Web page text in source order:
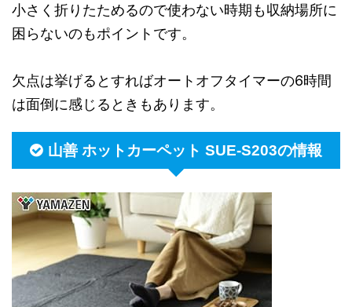
小さく折りたためるので使わない時期も収納場所に
困らないのもポイントです。
欠点は挙げるとすればオートオフタイマーの6時間
は面倒に感じるときもあります。
山善 ホットカーペット SUE-S203の情報